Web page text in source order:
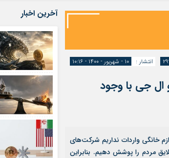
رمز عبور
مرا به خاطر بسپار
صفحه نخست
کسب و کارهای صنعت خودرو
کسب و کارهای گردشگری و هنر انتشار : ۱۰ - شهریور - ۱۴۰۰ - ۱۰:۱۶
ال جی با وجود
مورد کالاهای درشت لوازم خانگی واردات نداریم شرکت‌های
مردم را پوشش دهیم. بنابراین
آخرین اخبار